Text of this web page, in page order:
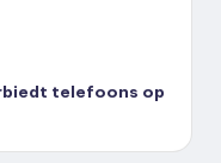
telefoons op